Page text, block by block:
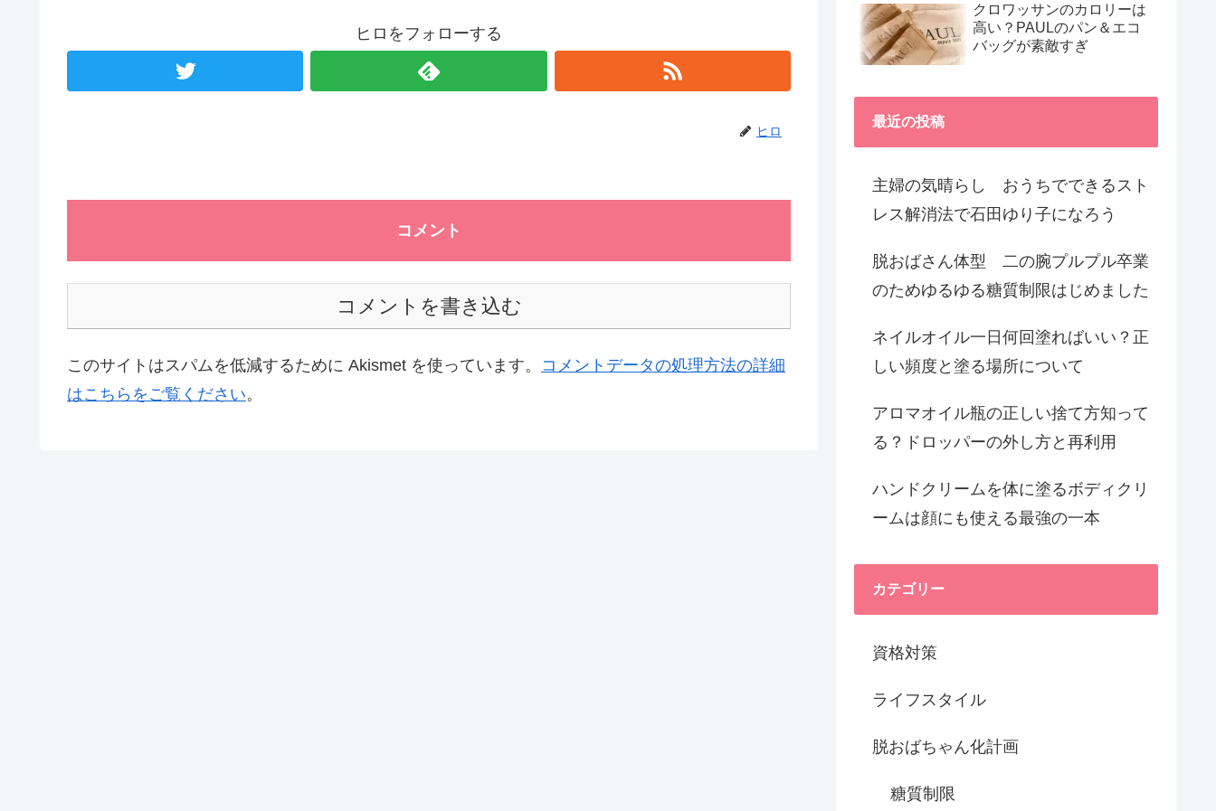
ヒロをフォローする
ヒロ
コメント
コメントを書き込む
このサイトはスパムを低減するために Akismet を使っています。 コメントデータの処理方法の詳細
はこちらをご覧ください。
クロワッサンのカロリーは
高い？PAULのパン＆エコ
バッグが素敵すぎ
最近の投稿
主婦の気晴らし おうちでできるスト
レス解消法で石田ゆり子になろう
脱おばさん体型 二の腕プルプル卒業
のためゆるゆる糖質制限はじめました
ネイルオイル一日何回塗ればいい？正
しい頻度と塗る場所について
アロマオイル瓶の正しい捨て方知って
る？ドロッパーの外し方と再利用
ハンドクリームを体に塗るボディクリ
ームは顔にも使える最強の一本
カテゴリー
資格対策
ライフスタイル
脱おばちゃん化計画
糖質制限